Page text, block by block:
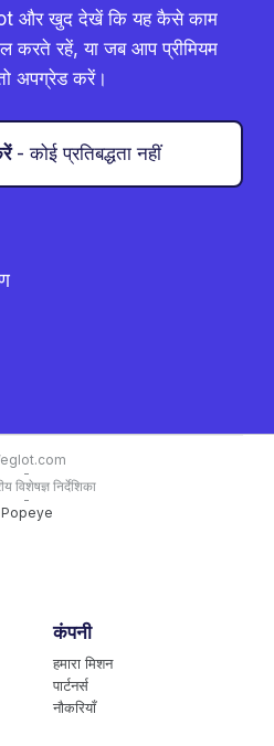
और खुद देखें कि यह कैसे काम
करते रहें, या जब आप प्रीमियम
अपग्रेड करें।
- कोई प्रतिबद्धता नहीं
-
विशेषज्ञ निर्देशिका
-
Popeye
कंपनी
हमारा मिशन
पार्टनर्स
नौकरियाँ